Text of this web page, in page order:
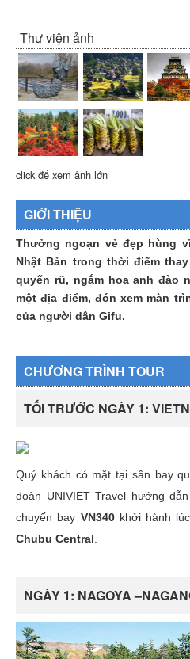
Thư viện ảnh
click để xem ảnh lớn
GIỚI THIỆU
Thưởng ngoạn vẻ đẹp hùng
Nhật Bản trong thời điểm
quyến rũ, ngắm hoa anh đào
một địa điểm, đón xem màn
của người dân Gifu.
CHƯƠNG TRÌNH TOUR
TỐI TRƯỚC NGÀY 1:
Quý khách có mặt tại sân bay
đoàn UNIVIET Travel hướng
chuyến bay VN340khởi hành lúc
Chubu Central.
NGÀY 1: NAGOYA